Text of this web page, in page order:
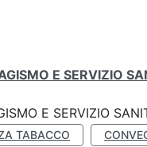
E SERVIZIO
E SERVIZIO
TABACCO